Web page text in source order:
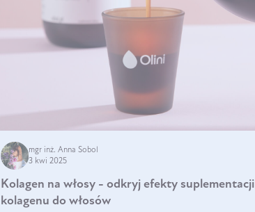
mgr inż. Anna Sobol
3 kwi 2025
Kolagen na włosy - odkryj efekty suplementacji
kolagenu do włosów